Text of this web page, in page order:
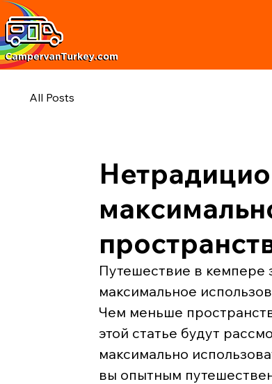
All Posts
Путешествие в
максимальное
Чем меньше
этой статье будут
максимально
вы опытным